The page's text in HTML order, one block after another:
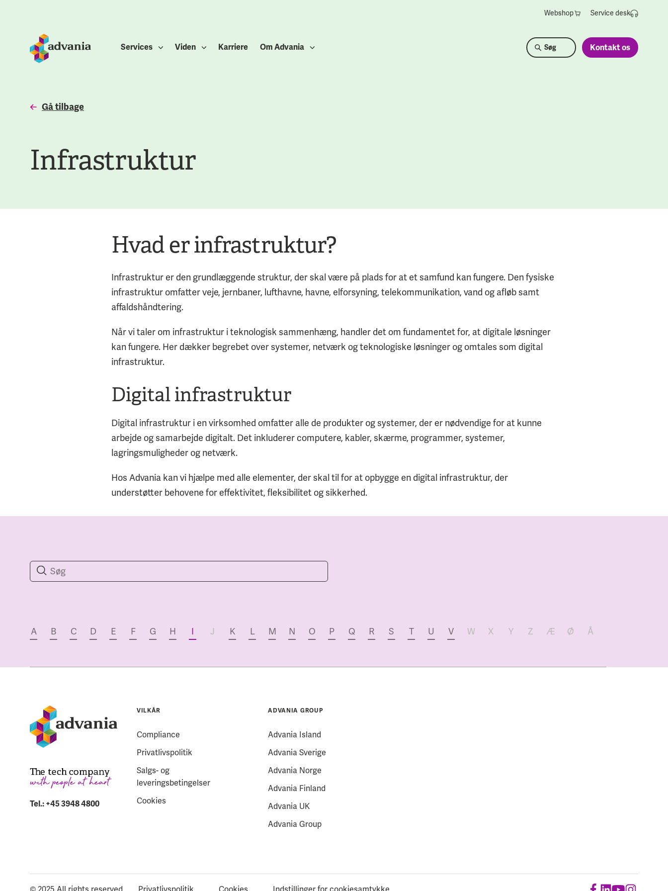
Webshop Service desk
Services Viden Karriere Om Advania Kontakt os
Gå tilbage
Infrastruktur
Hvad er infrastruktur?
Infrastruktur er den grundlæggende struktur, der skal være på plads for at et samfund kan fungere. Den fysiske
infrastruktur omfatter veje, jernbaner, lufthavne, havne, elforsyning, telekommunikation, vand og afløb samt
affaldshåndtering.
Når vi taler om infrastruktur i teknologisk sammenhæng, handler det om fundamentet for, at digitale løsninger
kan fungere. Her dækker begrebet over systemer, netværk og teknologiske løsninger og omtales som digital
infrastruktur.
Digital infrastruktur
Digital infrastruktur i en virksomhed omfatter alle de produkter og systemer, der er nødvendige for at kunne
arbejde og samarbejde digitalt. Det inkluderer computere, kabler, skærme, programmer, systemer,
lagringsmuligheder og netværk.
Hos Advania kan vi hjælpe med alle elementer, der skal til for at opbygge en digital infrastruktur, der
understøtter behovene for effektivitet, fleksibilitet og sikkerhed.
A B C D E F G H I J K L M N O P Q R S T U V W X Y Z Æ Ø Å
Tel.: +45 3948 4800
VILKÅR
Compliance
Privatlivspolitik
Salgs- og
leveringsbetingelser
Cookies
ADVANIA GROUP
Advania Island
Advania Sverige
Advania Norge
Advania Finland
Advania UK
Advania Group